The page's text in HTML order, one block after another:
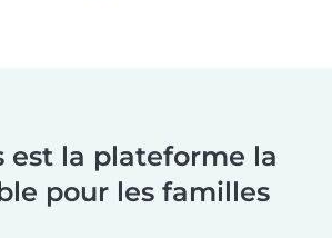
est la plateforme la
pour les familles